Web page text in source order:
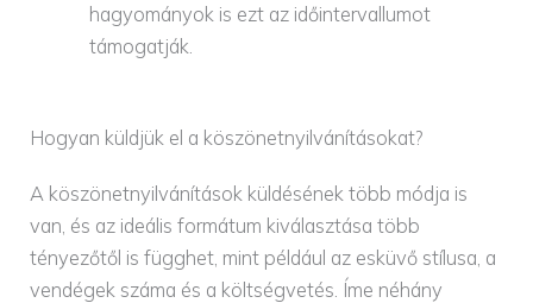
hagyományok is ezt az időintervallumot
támogatják.
Hogyan küldjük el a köszönetnyilvánításokat?
A köszönetnyilvánítások küldésének több módja is
van, és az ideális formátum kiválasztása több
tényezőtől is függhet, mint például az esküvő stílusa, a
vendégek száma és a költségvetés. Íme néhány